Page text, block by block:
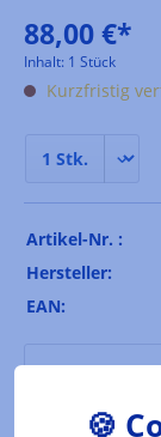
88,00 €*
Inhalt: 1 Stück
Kurzfristig
Artikel-Nr. :
Hersteller:
EAN:
Das Produkt
Die Messer